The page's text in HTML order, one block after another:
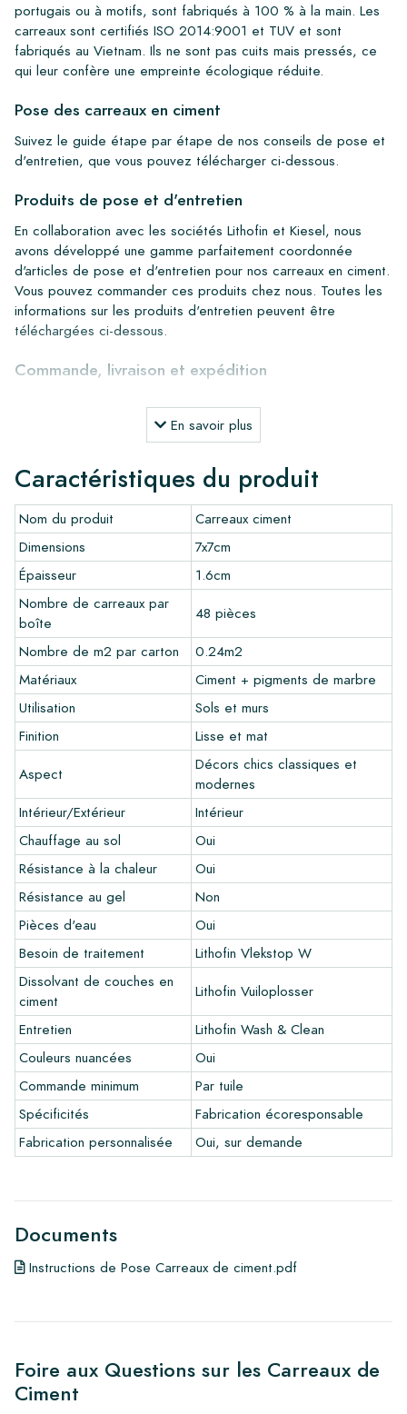
portugais ou à motifs, sont fabriqués à 100 % à la main. Les
carreaux sont certifiés ISO 2014:9001 et TUV et sont
fabriqués au Vietnam. Ils ne sont pas cuits mais pressés, ce
qui leur confère une empreinte écologique réduite.
Pose des carreaux en ciment
Suivez le guide étape par étape de nos conseils de pose et
d'entretien, que vous pouvez télécharger ci-dessous.
Produits de pose et d'entretien
En collaboration avec les sociétés Lithofin et Kiesel, nous
avons développé une gamme parfaitement coordonnée
d'articles de pose et d'entretien pour nos carreaux en ciment.
Vous pouvez commander ces produits chez nous. Toutes les
informations sur les produits d'entretien peuvent être
téléchargées ci-dessous.
Commande, livraison et expédition
Europe dans un délai de 4 à 5 jours ouvrables. Cependant,
pour les projets sur mesure, les délais de livraison et
livrons avec des transporteurs réputés, mais vous pouvez
également récupérer les carreaux vous-même dans notre
entrepôt à Alkmaar ou notre salle d'exposition à Breda. Les
retours de carreaux ne sont acceptés que dans des boîtes
intactes et non ouvertes, et à vos frais.
Commande d'échantillons
Pour avoir une bonne impression de nos produits, nous
recommandons toujours de commander quelques échantillons
au préalable. Les frais d'échantillons seront déduits de toute
commande éventuelle.
Créez votre propre carreau
Vous souhaitez créer un carreau qui s'harmonise parfaitement
avec les autres couleurs de votre intérieur? Visitez notre
programme de conception via ce lien et laissez libre cours à
votre créativité.
Garantie
La période de garantie est toujours d'un an après la livraison.
La garantie couvre uniquement les défauts de fabrication et
en cas d'utilisation de nos produits de pose et d'entretien
Lithofin. Aucune réclamation ne peut être faite pour les
carreaux déjà installés.
Liens
•Programme de dessin pour créer votre propre carreau
•En savoir plus sur nos carrelages
•Consultez nos brochures
•Produits d'entretien
En savoir plus
Caractéristiques du produit
Nom du produit
Carreaux ciment
Dimensions
7x7cm
Épaisseur
1.6cm
Nombre de carreaux par
boîte
48 pièces
Nombre de m2 par carton
0.24m2
Matériaux
Ciment + pigments de marbre
Utilisation
Sols et murs
Finition
Lisse et mat
Aspect
Décors chics classiques et
modernes
Intérieur/Extérieur
Intérieur
Chauffage au sol
Oui
Résistance à la chaleur
Oui
Résistance au gel
Non
Pièces d'eau
Oui
Besoin de traitement
Lithofin Vlekstop W
Dissolvant de couches en
ciment
Lithofin Vuiloplosser
Entretien
Lithofin Wash & Clean
Couleurs nuancées
Oui
Commande minimum
Par tuile
Spécificités
Fabrication écoresponsable
Fabrication personnalisée
Oui, sur demande
Documents
Instructions de Pose Carreaux de ciment.pdf
Foire aux Questions sur les Carreaux de
Ciment